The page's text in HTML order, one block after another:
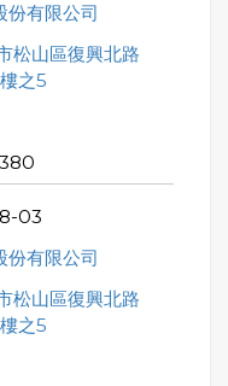
份有限公司
松山區復興北路
之5
03
份有限公司
松山區復興北路
之5